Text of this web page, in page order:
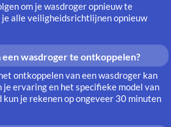
om je wasdroger opnieuw te
alle veiligheidsrichtlijnen opnieuw
een wasdroger te ontkoppelen?
ontkoppelen van een wasdroger kan
ervaring en het specifieke model van
kun je rekenen op ongeveer 30 minuten